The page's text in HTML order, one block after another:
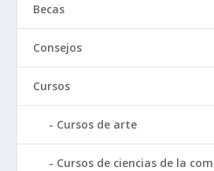
Becas
Consejos
Cursos
Cursos de arte
Cursos de ciencias de la